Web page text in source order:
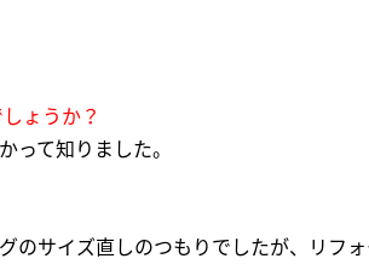
ょうか？
て知りました。
サイズ直しのつもりでしたが、リフ